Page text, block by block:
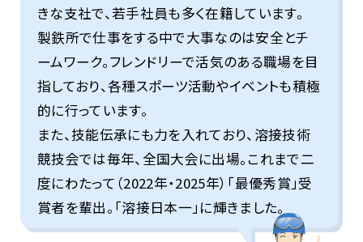
きな支社で、若手社員も多く在籍しています。
製鉄所で仕事をする中で大事なのは安全とチ
ームワーク。フレンドリーで活気のある職場を目
指しており、各種スポーツ活動やイベントも積極
的に行っています。
また、技能伝承にも力を入れており、溶接技術
競技会では毎年、全国大会に出場。これまで二
度にわたって（2022年・2025年）「最優秀賞」受
賞者を輩出。「溶接日本一」に輝きました。